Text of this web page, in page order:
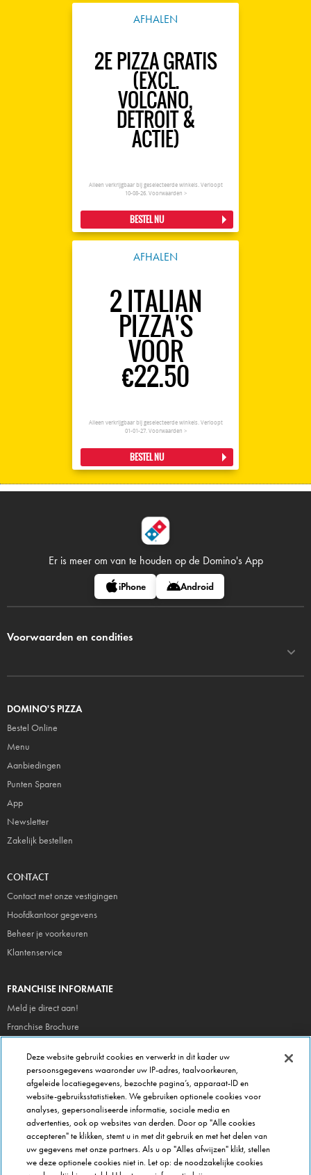
AFHALEN
2E PIZZA GRATIS
(EXCL.
VOLCANO,
DETROIT &
ACTIE)
Alleen verkrijgbaar bij geselecteerde winkels. Verloopt
10-08-26. Voorwaarden >
BESTEL NU
AFHALEN
2 ITALIAN
PIZZA'S
VOOR
€22.50
Alleen verkrijgbaar bij geselecteerde winkels. Verloopt
01-01-27. Voorwaarden >
BESTEL NU
Er is meer om van te houden op de Domino's App
iPhone Android
Voorwaarden en condities
DOMINO'S PIZZA
Bestel Online
Menu
Aanbiedingen
Punten Sparen
App
Newsletter
Zakelijk bestellen
CONTACT
Contact met onze vestigingen
Hoofdkantoor gegevens
Beheer je voorkeuren
Klantenservice
FRANCHISE INFORMATIE
Meld je direct aan!
Franchise Brochure
OVER DOMINOS
Newsroom
Werken bij Domino's
Care Team (voor medewerkers)
Scam waarschuwing
Deze website gebruikt cookies en verwerkt in dit kader uw
persoonsgegevens waaronder uw IP-adres, taalvoorkeuren,
afgeleide locatiegegevens, bezochte pagina’s, apparaat-ID en
website-gebruiksstatistieken. We gebruiken optionele cookies voor
analyses, gepersonaliseerde informatie, sociale media en
advertenties, ook op websites van derden. Door op "Alle cookies
accepteren" te klikken, stemt u in met dit gebruik en met het delen van
uw gegevens met onze partners. Als u op "Alles afwijzen" klikt, stellen
we deze optionele cookies niet in. Let op: de noodzakelijke cookies